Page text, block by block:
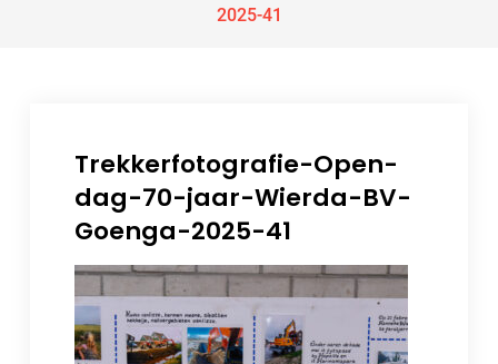
2025-41
Trekkerfotografie-Open-
dag-70-jaar-Wierda-BV-
Goenga-2025-41